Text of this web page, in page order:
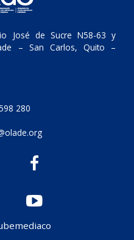
José de Sucre N58-63 y
– San Carlos, Quito –
280